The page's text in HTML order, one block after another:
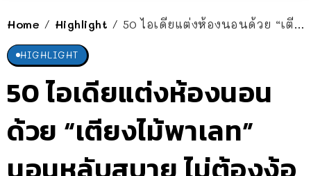
Home / Highlight / 50 ไอเดียแต่งห้องนอนด้วย “เตียงไม้พาเลท” นอนหลับสบาย ไม่ต้องง้อเตียงจริง
HIGHLIGHT
50 ไอเดียแต่งห้องนอน
ด้วย “เตียงไม้พาเลท”